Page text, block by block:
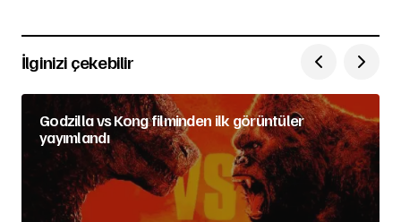
İlginizi çekebilir
Godzilla vs Kong filminden ilk görüntüler
yayımlandı